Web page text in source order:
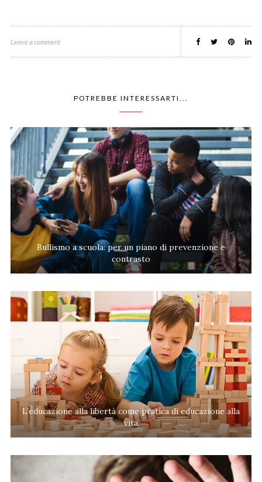
Leave a comment
POTREBBE INTERESSARTI...
Bullismo a scuola: per un piano di prevenzione e
contrasto
L’educazione alla libertà come pratica di educazione alla
vita